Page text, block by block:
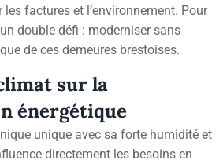
factures et l’environnement. Pour
un double défi : moderniser sans
de ces demeures brestoises.
sur la
énergétique
unique avec sa forte humidité et
directement les besoins en